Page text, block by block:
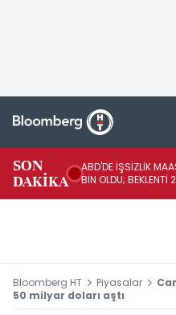
SON
DAKİKA
ABD'DE İŞSİZLİK
BİN OLDU; BEKLENTİ
Bloomberg HT Piyasalar
50 milyar doları aştı